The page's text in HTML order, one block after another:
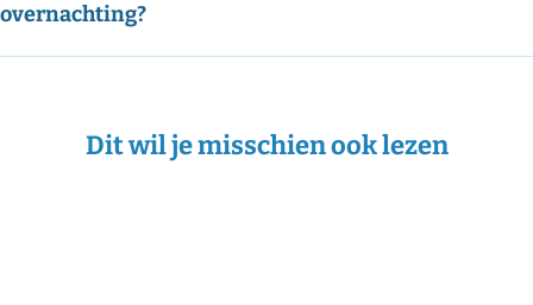
overnachting?
Dit wil je misschien ook lezen